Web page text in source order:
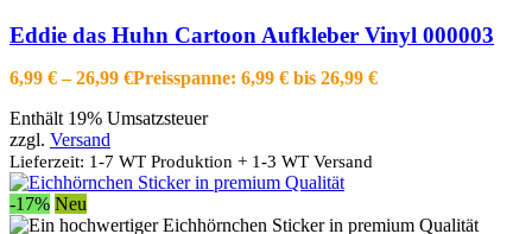
Eddie das Huhn Cartoon Aufkleber Vinyl 000003
6,99 € –26,99 €Preisspanne: 6,99 € bis 26,99 €
Enthält 19% Umsatzsteuer
zzgl. Versand
Lieferzeit: 1-7 WT Produktion + 1-3 WT Versand
-17% Neu